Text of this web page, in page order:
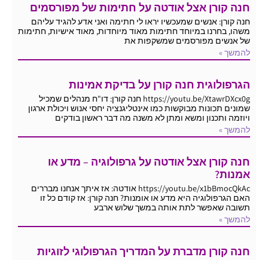
חנה קורן אצל אודטה על חתימות של מפורסמים
חנה קורן: אנשים שמעכשיו יראו לי חתימה ואני אדע להגיד עליהם
משהו, בחרנו במיוחד חתימות מאוד מיוחדות, מאוד אישיות, חתימות
של אנשים מפורסמים שמשקפות את
להמשך »
הגרפולוגית חנה קורן על בדיקת אמינות
https://youtu.be/XtawrDXcx0g חנה קורן: דו"ח מנהלים שמכיל
שמונים תכונות מבוקשות כמו אינטליגנציה יחסי אנוש ויכולת ארגון
ויוזמה ותכנון ומשא ומתן לא משנה מה דבר ראשון בודקים
להמשך »
חנה קורן אצל אודטה על גרפולוגיה – מדע או
אמנות?
https://youtu.be/x1bBmocQkAc אודטה: אז איתך אנחנו מבררים
האם הגרפולוגיה היא מדע או אומנות? חנה קורן: אז קודם כל זו
תשובה שאפשר לתת אותה במשך שלוש ארבע
להמשך »
חנה קורן מדברת על המדריך הגרפולוגי לזוגיות